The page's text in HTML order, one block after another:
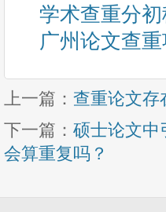
学术查重分
广州论文查重
上一篇： 查重论文存
下一篇： 硕士论文中
会算重复吗？